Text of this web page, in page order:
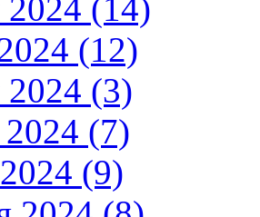
2024 (14)
(12)
2024 (3)
2024 (7)
(9)